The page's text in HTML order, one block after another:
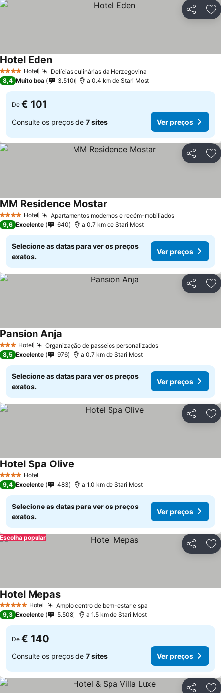
Partilhar
4 EstrelasHotel Delícias culinárias da Herzegovina
Hotel EdenVer preços
8,4 Muito boa 3.510 a 0.4 km de Stari Most
De € 101
Consulte os preços de 7 sites Ver preços
Partilhar
4 EstrelasHotel Apartamentos modernos e recém-mobiliadosVer preços
MM Residence Mostar
9,6 Excelente 640 a 0.7 km de Stari Most
Selecione as datas para ver os preços
exatos.
Ver preços
Partilhar
3 EstrelasHotel Organização de passeios personalizadosVer preços
Pansion Anja
8,5 Excelente 976 a 0.7 km de Stari Most
Selecione as datas para ver os preços
exatos.
Ver preços
Partilhar
4 EstrelasHotel
Hotel Spa Olive
9,4 Excelente 483 a 1.0 km de Stari Most
Selecione as datas para ver os preços
exatos.
Ver preços
Partilhar
Escolha popular
5 Estrelas Hotel Amplo centro de bem-estar e spa
Hotel MepasVer preços
9,3 Excelente 5.508 a 1.5 km de Stari Most
De € 140
Consulte os preços de 7 sites Ver preços